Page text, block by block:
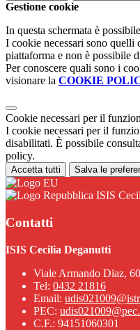
Gestione cookie
In questa schermata è
I cookie necessari sono quelli
piattaforma e non è possibile
Per conoscere quali sono i
visionare la COOKIE
Cookie necessari per il
I cookie necessari per il
disabilitati. È possibile
policy.
Accetta tutti Salva le
ISIS
Contatti
ISIS Cecilia Deganutti
Viale Armando Diaz,
Tel: 0432 21816
Email:
PEC:
C.F.: 94151060301